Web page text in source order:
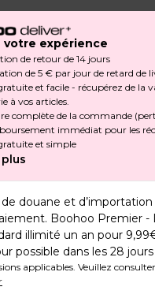
votre expérience
de retour de 14 jours
de 5 € par jour de retard de
et facile - récupérez de la
à vos articles.
complète de la commande
immédiat pour les
et simple
de douane et
Boohoo Premier -
illimité un an pour
possible dans les 28 jours
applicables. Veuillez